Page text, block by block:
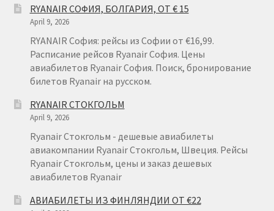
ГДАНЬСК
RYANAIR СОФИЯ, БОЛГАРИЯ, ОТ € 15
April 9, 2026
RYANAIR София: рейсы из Софии от €16,99.
Расписание рейсов Ryanair София. Цены
авиабилетов Ryanair София. Поиск, бронирование
билетов Ryanair на русском.
RYANAIR СТОКГОЛЬМ
April 9, 2026
Ryanair Стокгольм - дешевые авиабилеты
авиакомпании Ryanair Стокгольм, Швеция. Рейсы
Ryanair Стокгольм, цены и заказ дешевых
авиабилетов Ryanair
АВИАБИЛЕТЫ ИЗ ФИНЛЯНДИИ ОТ €22